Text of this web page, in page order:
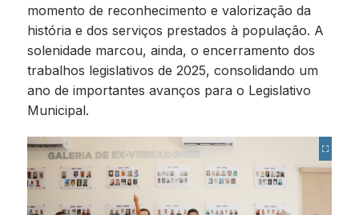
momento de reconhecimento e valorização da
história e dos serviços prestados à população. A
solenidade marcou, ainda, o encerramento dos
trabalhos legislativos de 2025, consolidando um
ano de importantes avanços para o Legislativo
Municipal.